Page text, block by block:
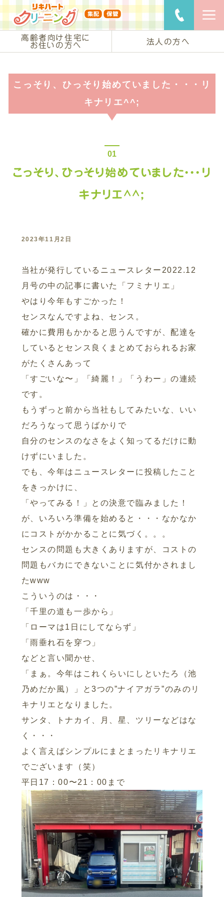
リキハート
高齢者向け住宅に
お住いの方へ
法人の方へ
ご用
こっそり、ひっそり始めていました・・・リ
キナリエ^^;
こっそり、ひっそり始めていました・・・リ
キナリエ^^;
2023年11月2日
当社が発行しているニュースレター2022.12
月号の中の記事に書いた「フミナリエ」
やはり今年もすごかった！
センスなんですよね、センス。
確かに費用もかかると思うんですが、配達を
しているとセンス良くまとめておられるお家
がたくさんあって
「すごいな〜」「綺麗！」「うわー」の連続
です。
もうずっと前から当社もしてみたいな、いい
だろうなって思うばかりで
自分のセンスのなさをよく知ってるだけに動
けずにいました。
でも、今年はニュースレターに投稿したこと
をきっかけに、
「やってみる！」との決意で臨みました！
が、いろいろ準備を始めると・・・なかなか
にコストがかかることに気づく。。。
センスの問題も大きくありますが、コストの
問題もバカにできないことに気付かされまし
たwww
こういうのは・・・
「千里の道も一歩から」
「ローマは1日にしてならず」
「雨垂れ石を穿つ」
などと言い聞かせ、
「まぁ。今年はこれくらいにしといたろ（池
乃めだか風）」と3つの”ナイアガラ”のみのリ
キナリエとなりました。
サンタ、トナカイ、月、星、ツリーなどはな
く・・・
よく言えばシンプルにまとまったリキナリエ
でございます（笑）
平日17：00〜21：00まで